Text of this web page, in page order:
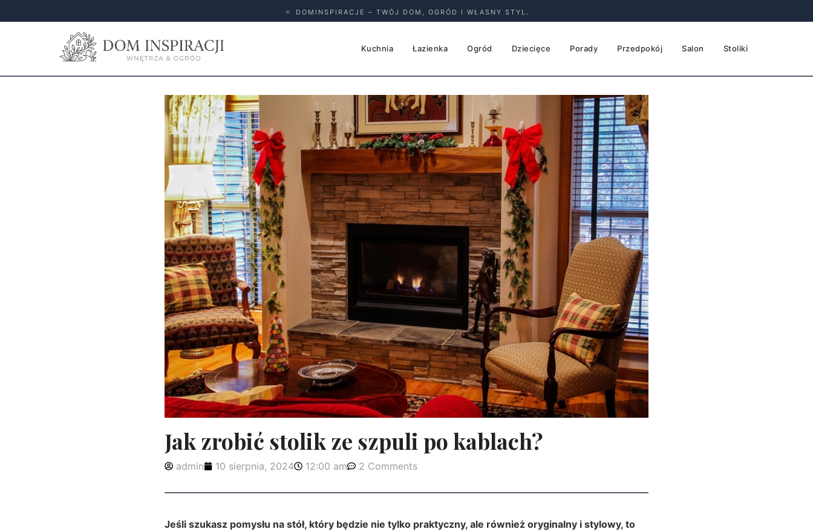
★ DOMINSPIRACJE – TWÓJ DOM, OGRÓD I WŁASNY STYL.
Kuchnia Łazienka Ogród Dziecięce Porady Przedpokój Salon Stoliki
Jak zrobić stolik ze szpuli po kablach?
admin 10 sierpnia, 2024 12:00 am 2 Comments
Jeśli szukasz pomysłu na stół, który będzie nie tylko praktyczny, ale również oryginalny i stylowy, to